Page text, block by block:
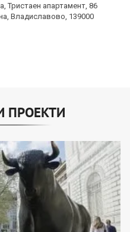
Тристаен апартамент, 86
Владиславово, 139000
ПРОЕКТИ